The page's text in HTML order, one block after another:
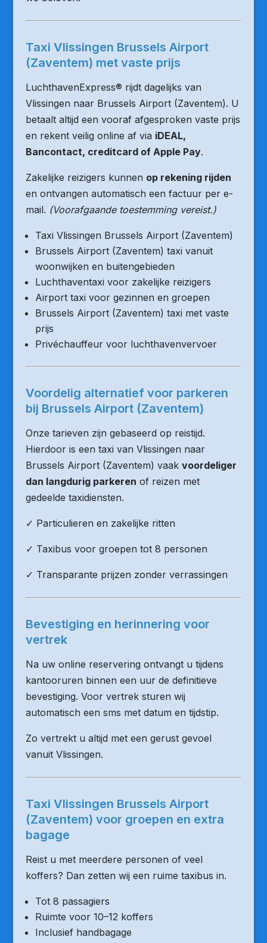
Taxi Vlissingen Brussels Airport
(Zaventem) met vaste prijs
LuchthavenExpress® rijdt dagelijks van
Vlissingen naar Brussels Airport (Zaventem). U
betaalt altijd een vooraf afgesproken vaste prijs
en rekent veilig online af via iDEAL,
Bancontact, creditcard of Apple Pay.
Zakelijke reizigers kunnen op rekening rijden
en ontvangen automatisch een factuur per e-
mail. (Voorafgaande toestemming vereist.)
Taxi Vlissingen Brussels Airport (Zaventem)
Brussels Airport (Zaventem) taxi vanuit
woonwijken en buitengebieden
Luchthaventaxi voor zakelijke reizigers
Airport taxi voor gezinnen en groepen
Brussels Airport (Zaventem) taxi met vaste
prijs
Privéchauffeur voor luchthavenvervoer
Voordelig alternatief voor parkeren
bij Brussels Airport (Zaventem)
Onze tarieven zijn gebaseerd op reistijd.
Hierdoor is een taxi van Vlissingen naar
Brussels Airport (Zaventem) vaak voordeliger
dan langdurig parkeren of reizen met
gedeelde taxidiensten.
✓ Particulieren en zakelijke ritten
✓ Taxibus voor groepen tot 8 personen
✓ Transparante prijzen zonder verrassingen
Bevestiging en herinnering voor
vertrek
Na uw online reservering ontvangt u tijdens
kantooruren binnen een uur de definitieve
bevestiging. Voor vertrek sturen wij
automatisch een sms met datum en tijdstip.
Zo vertrekt u altijd met een gerust gevoel
vanuit Vlissingen.
Taxi Vlissingen Brussels Airport
(Zaventem) voor groepen en extra
bagage
Reist u met meerdere personen of veel
koffers? Dan zetten wij een ruime taxibus in.
Tot 8 passagiers
Ruimte voor 10–12 koffers
Inclusief handbagage